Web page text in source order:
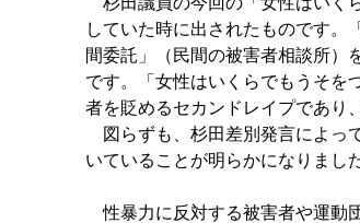
していた時に出されたものです。
間委託」（民間の被害者相談所）
です。「女性はいくらでもうそを
者を貶めるセカンドレイプであり
図らずも、杉田差別発言によっ
いていることが明らかになりまし
性暴力に反対する被害者や運動